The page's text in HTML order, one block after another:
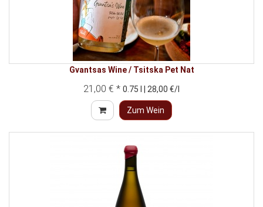
Gvantsas Wine / Tsitska Pet Nat
21,00 € * 0.75 l | 28,00 €/l
Zum Wein